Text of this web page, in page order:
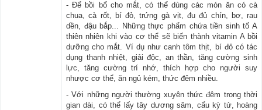
- Để bồi bổ cho mắt, có thể dùng các món ăn có cà
chua, cà rốt, bí đỏ, trứng gà vịt, đu đủ chín, bơ, rau
dền, đậu bắp... Những thực phẩm chứa tiền sinh tố A
thiên nhiên khi vào cơ thể sẽ biến thành vitamin A bồi
dưỡng cho mắt. Ví dụ như canh tôm thịt, bí đỏ có tác
dụng thanh nhiệt, giải độc, an thần, tăng cường sinh
lực, tăng cường trí nhớ, thích hợp cho người suy
nhược cơ thể, ăn ngủ kém, thức đêm nhiều.
- Với những người thường xuyên thức đêm trong thời
gian dài, có thể lấy tây dương sâm, cẩu kỳ tử, hoàng